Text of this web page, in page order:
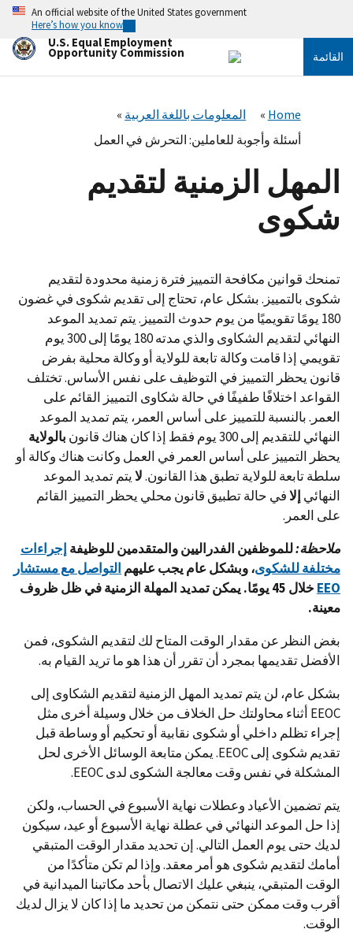
تجاوز
المحتوى
الرئيسي
An official website of the United States government
Here’s how you know
U.S. Equal Employment
Opportunity Commission القائمة
Home
المعلومات باللغة العربية
أسئلة وأجوبة للعاملين: التحرش في العمل
المهل الزمنية لتقديم
شكوى
تمنحك قوانين مكافحة التمييز فترة زمنية محدودة لتقديم
شكوى بالتمييز. بشكل عام، تحتاج إلى تقديم شكوى في غضون
180 يومًا تقويميًا من يوم حدوث التمييز. يتم تمديد الموعد
النهائي لتقديم الشكاوى والذي مدته 180 يومًا إلى 300 يوم
تقويمي إذا قامت وكالة تابعة للولاية أو وكالة محلية بفرض
قانون يحظر التمييز في التوظيف على نفس الأساس. تختلف
القواعد اختلافًا طفيفًا في حالة شكاوى التمييز القائم على
العمر. بالنسبة للتمييز على أساس العمر، يتم تمديد الموعد
النهائي للتقديم إلى 300 يوم فقط إذا كان هناك قانون
بالولاية
يحظر التمييز على أساس العمر في العمل وكانت هناك وكالة أو
سلطة تابعة للولاية تطبق هذا القانون.لايتم تمديد الموعد
النهائي إلافي حالة تطبيق قانون محلي يحظر التمييز القائم
على العمر.
ملاحظة:للموظفين الفدراليين والمتقدمين للوظيفة إجراءات
مختلفة للشكوى، وبشكل عام يجب عليهم التواصل مع مستشار
EEO
خلال 45 يومًا. يمكن تمديد المهلة الزمنية في ظل ظروف
معينة.
بغض النظر عن مقدار الوقت المتاح لك لتقديم الشكوى، فمن
الأفضل تقديمها بمجرد أن تقرر أن هذا هو ما تريد القيام به.
بشكل عام، لن يتم تمديد المهل الزمنية لتقديم الشكاوى إلى
EEOC أثناء محاولتك حل الخلاف من خلال وسيلة أخرى مثل
إجراء تظلم داخلي أو شكوى نقابية أو تحكيم أو وساطة قبل
تقديم شكوى إلى EEOC. يمكن متابعة الوسائل الأخرى لحل
المشكلة في نفس وقت معالجة الشكوى لدى EEOC.
يتم تضمين الأعياد وعطلات نهاية الأسبوع في الحساب، ولكن
إذا حل الموعد النهائي في عطلة نهاية الأسبوع أو عيد، سيكون
لديك حتى يوم العمل التالي. إن تحديد مقدار الوقت المتبقي
أمامك لتقديم شكوى هو أمر معقد. وإذا لم تكن متأكدًا من
الوقت المتبقي، ينبغي عليك الاتصال بأحد مكاتبنا الميدانية في
أقرب وقت ممكن حتى نتمكن من تحديد ما إذا كان لا يزال لديك
الوقت.